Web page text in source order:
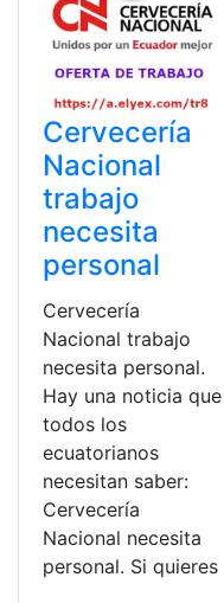
Cervecería
Nacional
trabajo
necesita
personal
Cervecería
Nacional trabajo
necesita personal.
Hay una noticia que
todos los
ecuatorianos
necesitan saber:
Cervecería
Nacional necesita
personal. Si quieres